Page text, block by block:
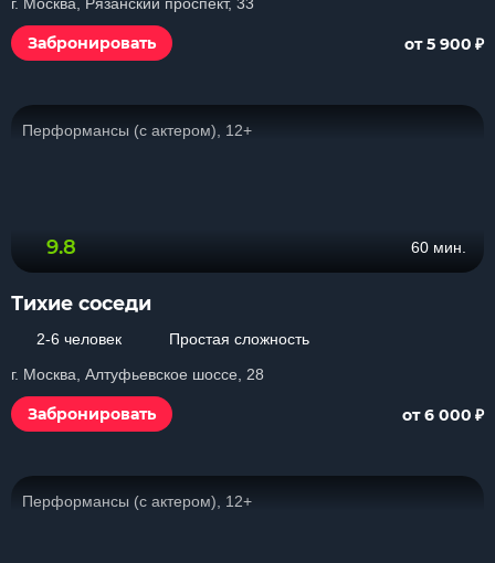
Забронировать от 5 900 ₽
Перформансы (с актером), 12+
9.8 60 мин.
Тихие соседи
2-6 человек
Простая сложность
г. Москва, Алтуфьевское шоссе, 28
Забронировать от 6 000 ₽
Перформансы (с актером), 12+